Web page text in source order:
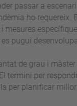
passar a
ho requereix.
pugui
de grau i
termini per
per planificar